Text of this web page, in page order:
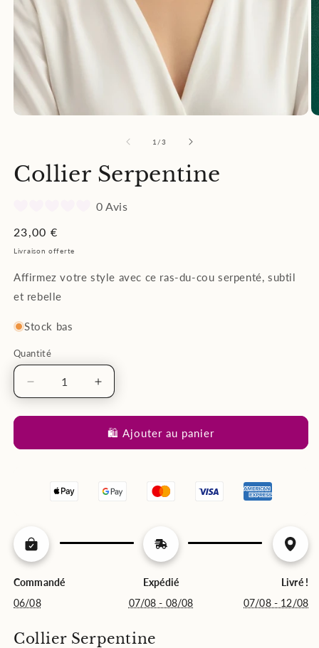
dans
une
fenêtre
1 /de
3
Collier Serpentine
0 Avis
Prix
habituel
23,00 €
Livraison offerte
Affirmez votre style avec ce ras-du-cou serpenté, subtil
et rebelle
Stock bas
Quantité
Réduire
la
quantité
Collier
Augmenter
la
quantité
de
Collier
🛍️ Ajouter au panier
Commandé
06/08
Expédié
07/08 - 08/08
Livré !
07/08 - 12/08
Collier Serpentine